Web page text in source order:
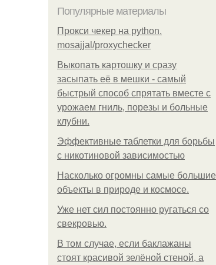
Популярные материалы
Прокси чекер на python.
mosajjal/proxychecker
Выкопать картошку и сразу
засыпать её в мешки - самый
быстрый способ спрятать вместе с
урожаем гниль, порезы и больные
клубни.
Эффективные таблетки для борьбы
с никотиновой зависимостью
Насколько огромны самые большие
объекты в природе и космосе.
Уже нет сил постоянно ругаться со
свекровью.
В том случае, если баклажаны
стоят красивой зелёной стеной, а